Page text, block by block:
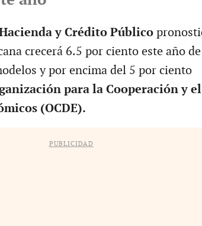
y Crédito Público
crecerá 6.5 por ciento este año de
y por encima del 5 por ciento
para la Cooperación y el
(OCDE).
PUBLICIDAD